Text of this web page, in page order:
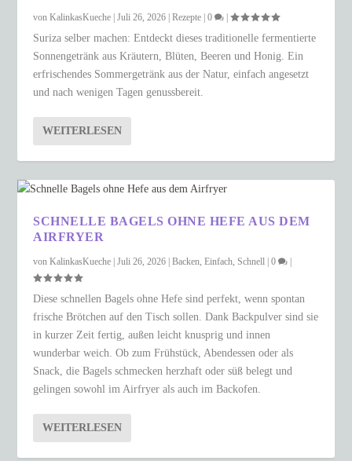
vonKalinkasKueche |Juli 26, 2026 |Rezepte |0 |
Suriza selber machen: Entdeckt dieses traditionelle fermentierte
Sonnengetränk aus Kräutern, Blüten, Beeren und Honig. Ein
erfrischendes Sommergetränk aus der Natur, einfach angesetzt
und nach wenigen Tagen genussbereit.
WEITERLESEN
SCHNELLE BAGELS OHNE HEFE AUS DEM
AIRFRYER
vonKalinkasKueche |Juli 26, 2026 |Backen ,Einfach ,Schnell |0 |
Diese schnellen Bagels ohne Hefe sind perfekt, wenn spontan
frische Brötchen auf den Tisch sollen. Dank Backpulver sind sie
in kurzer Zeit fertig, außen leicht knusprig und innen
wunderbar weich. Ob zum Frühstück, Abendessen oder als
Snack, die Bagels schmecken herzhaft oder süß belegt und
gelingen sowohl im Airfryer als auch im Backofen.
WEITERLESEN